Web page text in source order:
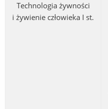
Technologia żywności
i żywienie człowieka I st.